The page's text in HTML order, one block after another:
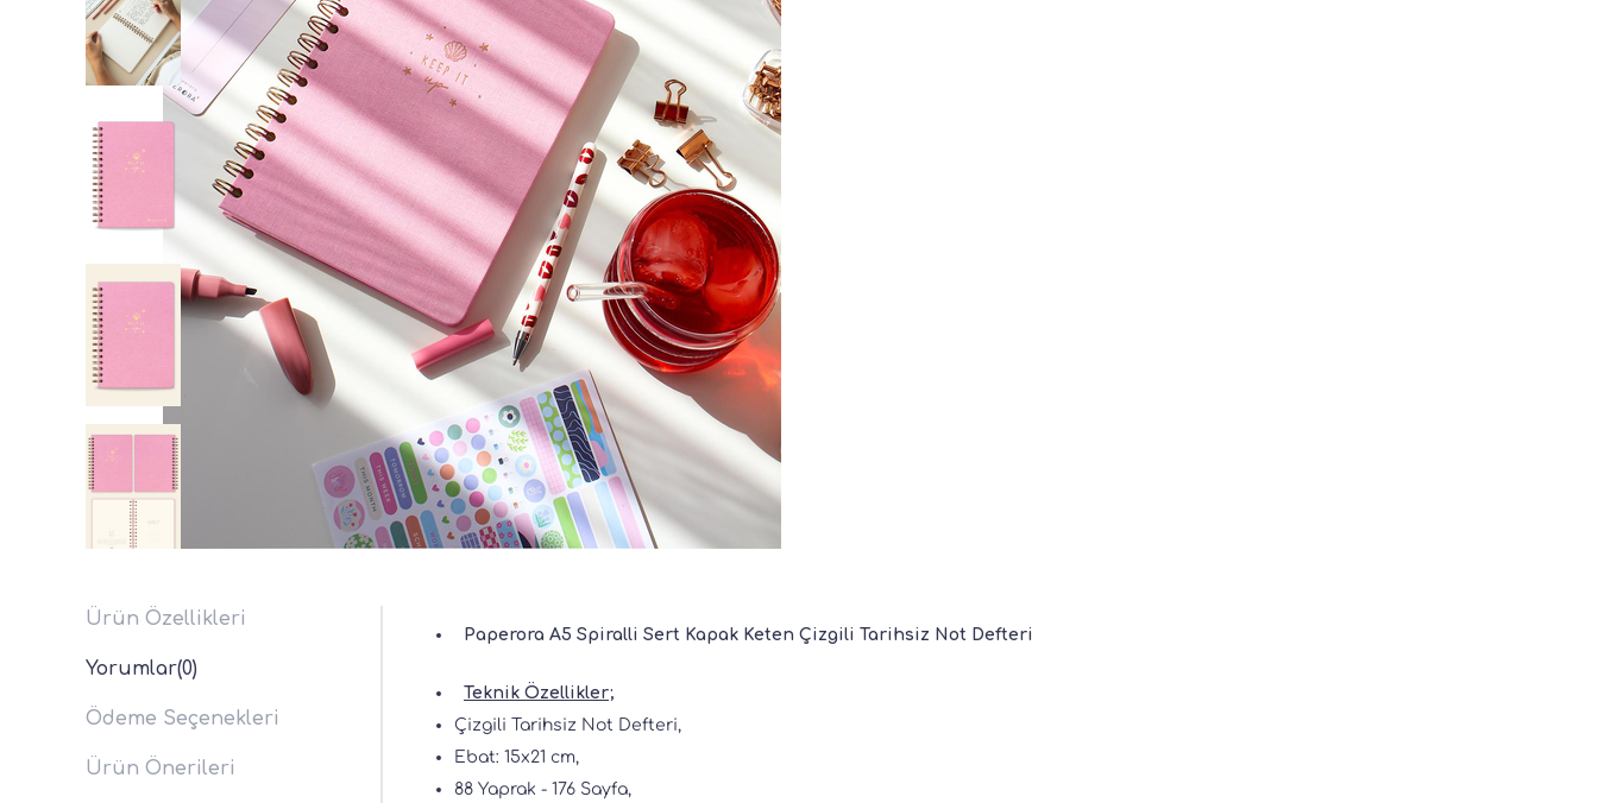
Ürün Özellikleri
Yorumlar(0)
Ödeme Seçenekleri
Ürün Önerileri
Paperora A5 Spiralli Sert Kapak Keten Çizgili Tarihsiz Not Defteri
Teknik Özellikler;
Çizgili Tarihsiz Not Defteri,
Ebat: 15x21 cm,
88 Yaprak - 176 Sayfa,